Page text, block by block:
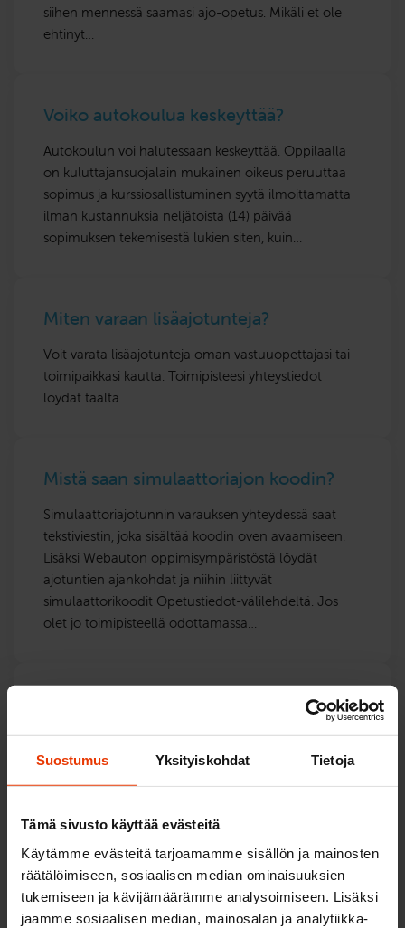
Suostumus Yksityiskohdat Tietoja
Tämä sivusto käyttää evästeitä
Käytämme evästeitä tarjoamamme sisällön ja mainosten
räätälöimiseen, sosiaalisen median ominaisuuksien
tukemiseen ja kävijämäärämme analysoimiseen. Lisäksi
jaamme sosiaalisen median, mainosalan ja analytiikka-
siihen mennessä saamasi ajo-opetus. Mikäli et ole
ehtinyt…
Voiko autokoulua keskeyttää?
Autokoulun voi halutessaan keskeyttää. Oppilaalla
on kuluttajansuojalain mukainen oikeus peruuttaa
sopimus ja kurssiosallistuminen syytä ilmoittamatta
ilman kustannuksia neljätoista (14) päivää
sopimuksen tekemisestä lukien siten, kuin…
Miten varaan lisäajotunteja?
Voit varata lisäajotunteja oman vastuuopettajasi tai
toimipaikkasi kautta. Toimipisteesi yhteystiedot
löydät täältä.
Mistä saan simulaattoriajon koodin?
Simulaattoriajotunnin varauksen yhteydessä saat
tekstiviestin, joka sisältää koodin oven avaamiseen.
Lisäksi Webauton oppimisympäristöstä löydät
ajotuntien ajankohdat ja niihin liittyvät
simulaattorikoodit Opetustiedot-välilehdeltä. Jos
olet jo toimipisteellä odottamassa…
simulaattoritunti, mutta toimisto on
Toimistojen palvelu- ja aukioloajat eivät vaikuta
käyttämällä puhelimeesi saapuvaa kuusinumeroista
ajokoodia, jonka saat ajovarauksen yhteydessä. Tämä
koodi toimii sähköisenä avaimena toimipisteen…